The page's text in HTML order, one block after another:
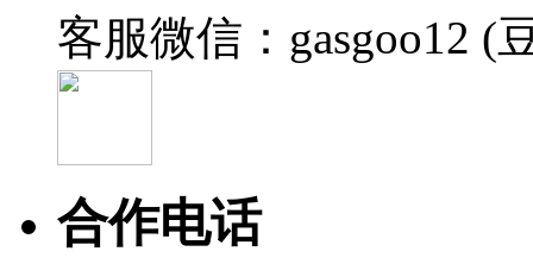
客服微信：gasgoo12 (
合作电话